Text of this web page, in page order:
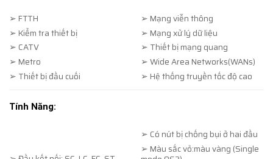
➢ FTTH
➢ Kiểm tra thiết bị
➢ CATV
➢ Metro
➢ Thiết bị đầu cuối
➢ Mạng viễn thông
➢ Mạng xử lý dữ liệu
➢ Thiết bị mạng quang
➢ Wide Area Networks(WANs)
➢ Hệ thống truyền tốc độ cao
Tính Năng:
➢ Có nút bị chống bụi ở hai đầu
➢ Màu sắc vỏ:màu vàng (Single